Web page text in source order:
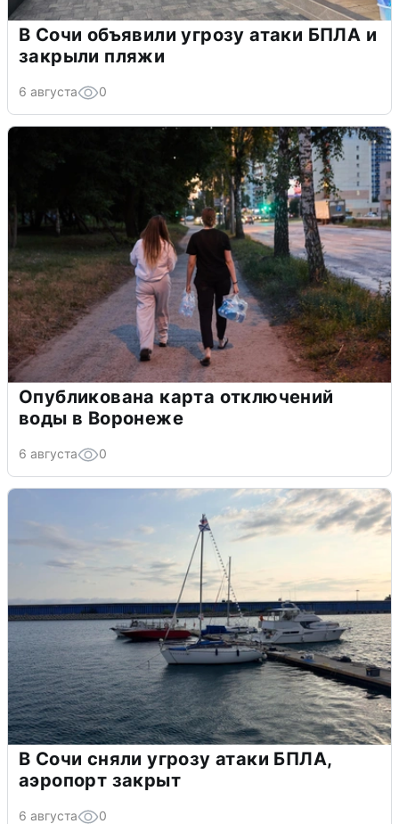
В Сочи объявили угрозу атаки БПЛА и
закрыли пляжи
6 августа 0
Опубликована карта отключений
воды в Воронеже
6 августа 0
В Сочи сняли угрозу атаки БПЛА,
аэропорт закрыт
6 августа 0